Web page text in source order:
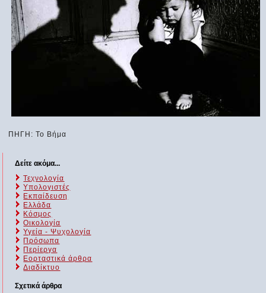
ΠΗΓΗ: Το Βήμα
Δείτε ακόμα...
Τεχνολογία
Υπολογιστές
Εκπαίδευση
Ελλάδα
Κόσμος
Οικολογία
Υγεία - Ψυχολογία
Πρόσωπα
Περίεργα
Εορταστικά άρθρα
Διαδίκτυο
Σχετικά άρθρα